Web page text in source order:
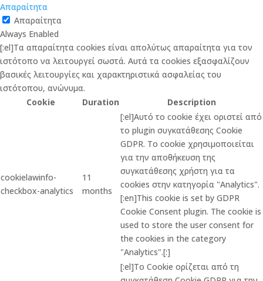
Απαραίτητα
Απαραίτητα
Always Enabled
[:el]Τα απαραίτητα cookies είναι απολύτως απαραίτητα για τον
ιστότοπο να λειτουργεί σωστά. Αυτά τα cookies εξασφαλίζουν
βασικές λειτουργίες και χαρακτηριστικά ασφαλείας του
ιστότοπου, ανώνυμα.
Cookie
Duration Description
cookielawinfo-
checkbox-analytics
11
months
[:el]Αυτό το cookie έχει οριστεί από
το plugin συγκατάθεσης Cookie
GDPR. Το cookie χρησιμοποιείται
για την αποθήκευση της
συγκατάθεσης χρήστη για τα
cookies στην κατηγορία "Analytics".
[:en]This cookie is set by GDPR
Cookie Consent plugin. The cookie is
used to store the user consent for
the cookies in the category
"Analytics".[:]
[:el]Το Cookie ορίζεται από τη